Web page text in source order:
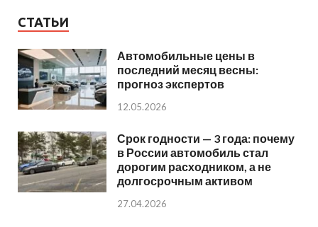
СТАТЬИ
Автомобильные цены в
последний месяц весны:
прогноз экспертов
12.05.2026
Срок годности — 3 года: почему
в России автомобиль стал
дорогим расходником, а не
долгосрочным активом
27.04.2026